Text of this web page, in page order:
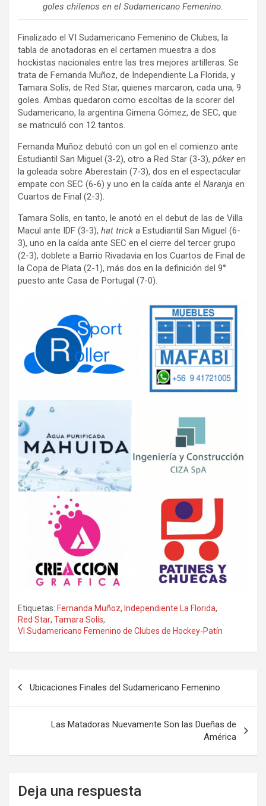
goles chilenos en el Sudamericano Femenino.
Finalizado el VI Sudamericano Femenino de Clubes, la
tabla de anotadoras en el certamen muestra a dos
hockistas nacionales entre las tres mejores artilleras. Se
trata de Fernanda Muñoz, de Independiente La Florida, y
Tamara Solís, de Red Star, quienes marcaron, cada una, 9
goles. Ambas quedaron como escoltas de la scorer del
Sudamericano, la argentina Gimena Gómez, de SEC, que
se matriculó con 12 tantos.
Fernanda Muñoz debutó con un gol en el comienzo ante
Estudiantil San Miguel (3-2), otro a Red Star (3-3), pókeren
la goleada sobre Aberestain (7-3), dos en el espectacular
empate con SEC (6-6) y uno en la caída ante el Naranja en
Cuartos de Final (2-3).
Tamara Solís, en tanto, le anotó en el debut de las de Villa
Macul ante IDF (3-3), hat tricka Estudiantil San Miguel (6-
3), uno en la caída ante SEC en el cierre del tercer grupo
(2-3), doblete a Barrio Rivadavia en los Cuartos de Final de
la Copa de Plata (2-1), más dos en la definición del 9°
puesto ante Casa de Portugal (7-0).
Etiquetas: Fernanda Muñoz, Independiente La Florida,
Red Star, Tamara Solís,
VI Sudamericano Femenino de Clubes de Hockey-Patín
Ubicaciones Finales del Sudamericano Femenino
Las Matadoras Nuevamente Son las Dueñas de
América
Deja una respuesta